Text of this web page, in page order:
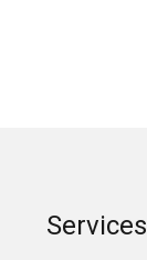
Services